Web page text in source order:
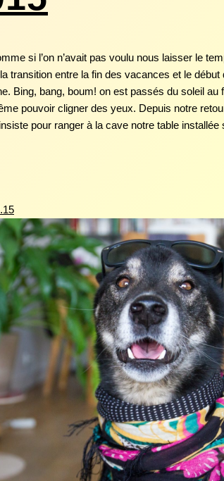
si l’on n’avait pas voulu nous laisser le
transition entre la fin des vacances et le début
Bing, bang, boum! on est passés du soleil au
pouvoir cligner des yeux. Depuis notre
pour ranger à la cave notre table installée